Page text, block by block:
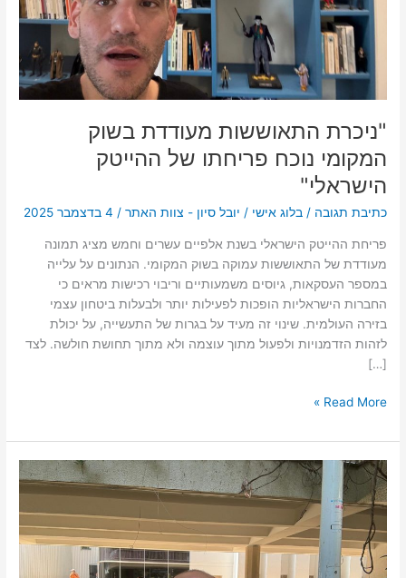
"ניכרת התאוששות מעודדת בשוק
המקומי נוכח פריחתו של ההייטק
הישראלי"
כתיבת תגובה /בלוג אישי / יובל סיון - צוות האתר/ 4 בדצמבר 2025
פריחת ההייטק הישראלי בשנת אלפיים עשרים וחמש מציג תמונה
מעודדת של התאוששות עמוקה בשוק המקומי. הנתונים על עלייה
במספר העסקאות, גיוסים משמעותיים וריבוי רכישות מראים כי
החברות הישראליות הופכות לפעילות יותר ולבעלות ביטחון עצמי
בזירה העולמית. שינוי זה מעיד על בגרות של התעשייה, על יכולת
לזהות הזדמנויות ולפעול מתוך עוצמה ולא מתוך תחושת חולשה. לצד
[…]
הישראלי"
Read More »
יובל
סיון:
"אני
מברך
על
החלטתה